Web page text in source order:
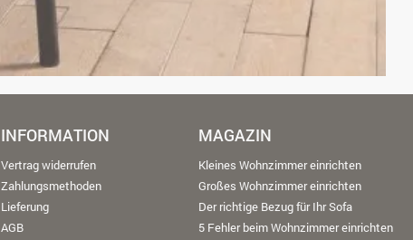
INFORMATION
Vertrag widerrufen
Zahlungsmethoden
Lieferung
AGB
MAGAZIN
Kleines Wohnzimmer einrichten
Großes Wohnzimmer einrichten
Der richtige Bezug für Ihr Sofa
5 Fehler beim Wohnzimmer einrichten